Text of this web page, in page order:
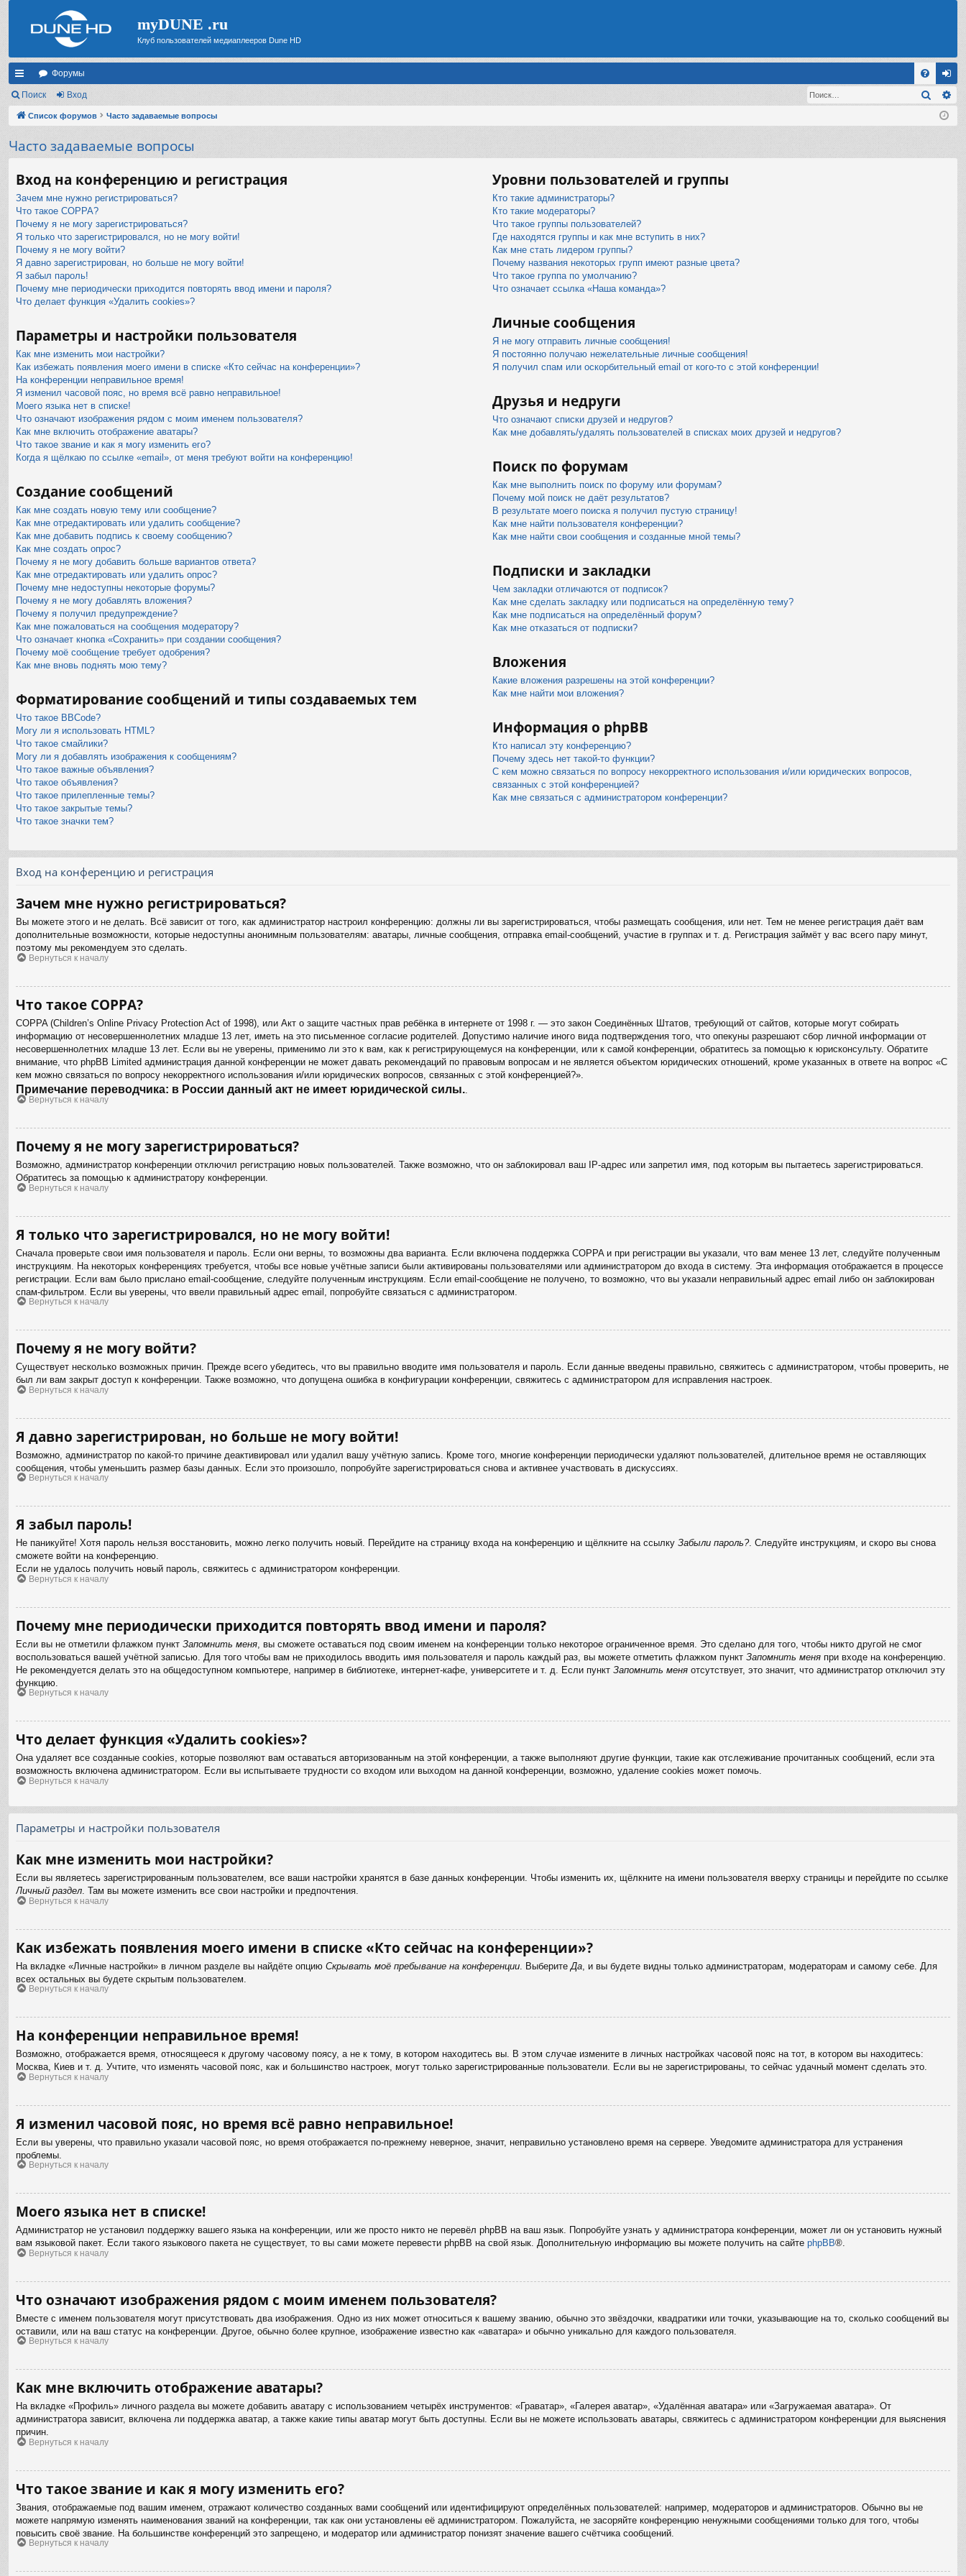
myDUNE .ru
Клуб пользователей медиаплееров Dune HD
с
ы
и
Форумы
FA хо
д
Поиск Вход Поиск
Список форумов Часто задаваемые вопросы
Часто задаваемые вопросы
Вход на конференцию и регистрация
Зачем мне нужно регистрироваться?
Что такое COPPA?
Почему я не могу зарегистрироваться?
Я только что зарегистрировался, но не могу войти!
Почему я не могу войти?
Я давно зарегистрирован, но больше не могу войти!
Я забыл пароль!
Почему мне периодически приходится повторять ввод имени и пароля?
Что делает функция «Удалить cookies»?
Параметры и настройки пользователя
Как мне изменить мои настройки?
Как избежать появления моего имени в списке «Кто сейчас на конференции»?
На конференции неправильное время!
Я изменил часовой пояс, но время всё равно неправильное!
Моего языка нет в списке!
Что означают изображения рядом с моим именем пользователя?
Как мне включить отображение аватары?
Что такое звание и как я могу изменить его?
Когда я щёлкаю по ссылке «email», от меня требуют войти на конференцию!
Создание сообщений
Как мне создать новую тему или сообщение?
Как мне отредактировать или удалить сообщение?
Как мне добавить подпись к своему сообщению?
Как мне создать опрос?
Почему я не могу добавить больше вариантов ответа?
Как мне отредактировать или удалить опрос?
Почему мне недоступны некоторые форумы?
Почему я не могу добавлять вложения?
Почему я получил предупреждение?
Как мне пожаловаться на сообщения модератору?
Что означает кнопка «Сохранить» при создании сообщения?
Почему моё сообщение требует одобрения?
Как мне вновь поднять мою тему?
Форматирование сообщений и типы создаваемых тем
Что такое BBCode?
Могу ли я использовать HTML?
Что такое смайлики?
Могу ли я добавлять изображения к сообщениям?
Что такое важные объявления?
Что такое объявления?
Что такое прилепленные темы?
Что такое закрытые темы?
Что такое значки тем?
Уровни пользователей и группы
Кто такие администраторы?
Кто такие модераторы?
Что такое группы пользователей?
Где находятся группы и как мне вступить в них?
Как мне стать лидером группы?
Почему названия некоторых групп имеют разные цвета?
Что такое группа по умолчанию?
Что означает ссылка «Наша команда»?
Личные сообщения
Я не могу отправить личные сообщения!
Я постоянно получаю нежелательные личные сообщения!
Я получил спам или оскорбительный email от кого-то с этой конференции!
Друзья и недруги
Что означают списки друзей и недругов?
Как мне добавлять/удалять пользователей в списках моих друзей и недругов?
Поиск по форумам
Как мне выполнить поиск по форуму или форумам?
Почему мой поиск не даёт результатов?
В результате моего поиска я получил пустую страницу!
Как мне найти пользователя конференции?
Как мне найти свои сообщения и созданные мной темы?
Подписки и закладки
Чем закладки отличаются от подписок?
Как мне сделать закладку или подписаться на определённую тему?
Как мне подписаться на определённый форум?
Как мне отказаться от подписки?
Вложения
Какие вложения разрешены на этой конференции?
Как мне найти мои вложения?
Информация о phpBB
Кто написал эту конференцию?
Почему здесь нет такой-то функции?
С кем можно связаться по вопросу некорректного использования и/или юридических вопросов,
связанных с этой конференцией?
Как мне связаться с администратором конференции?
Вход на конференцию и регистрация
Зачем мне нужно регистрироваться?
Вы можете этого и не делать. Всё зависит от того, как администратор настроил конференцию: должны ли вы зарегистрироваться, чтобы размещать сообщения, или нет. Тем не менее регистрация даёт вам
дополнительные возможности, которые недоступны анонимным пользователям: аватары, личные сообщения, отправка email-сообщений, участие в группах и т. д. Регистрация займёт у вас всего пару минут,
поэтому мы рекомендуем это сделать.
Вернуться к началу
Что такое COPPA?
COPPA (Children’s Online Privacy Protection Act of 1998), или Акт о защите частных прав ребёнка в интернете от 1998 г. — это закон Соединённых Штатов, требующий от сайтов, которые могут собирать
информацию от несовершеннолетних младше 13 лет, иметь на это письменное согласие родителей. Допустимо наличие иного вида подтверждения того, что опекуны разрешают сбор личной информации от
несовершеннолетних младше 13 лет. Если вы не уверены, применимо ли это к вам, как к регистрирующемуся на конференции, или к самой конференции, обратитесь за помощью к юрисконсульту. Обратите
внимание, что phpBB Limited администрация данной конференции не может давать рекомендаций по правовым вопросам и не является объектом юридических отношений, кроме указанных в ответе на вопрос «С
кем можно связаться по вопросу некорректного использования и/или юридических вопросов, связанных с этой конференцией?».
Примечание переводчика: в России данный акт не имеет юридической силы.
Вернуться к началу
Почему я не могу зарегистрироваться?
Возможно, администратор конференции отключил регистрацию новых пользователей. Также возможно, что он заблокировал ваш IP-адрес или запретил имя, под которым вы пытаетесь зарегистрироваться.
Обратитесь за помощью к администратору конференции.
Вернуться к началу
Я только что зарегистрировался, но не могу войти!
Сначала проверьте свои имя пользователя и пароль. Если они верны, то возможны два варианта. Если включена поддержка COPPA и при регистрации вы указали, что вам менее 13 лет, следуйте полученным
инструкциям. На некоторых конференциях требуется, чтобы все новые учётные записи были активированы пользователями или администратором до входа в систему. Эта информация отображается в процессе
регистрации. Если вам было прислано email-сообщение, следуйте полученным инструкциям. Если email-сообщение не получено, то возможно, что вы указали неправильный адрес email либо он заблокирован
спам-фильтром. Если вы уверены, что ввели правильный адрес email, попробуйте связаться с администратором.
Вернуться к началу
Почему я не могу войти?
Существует несколько возможных причин. Прежде всего убедитесь, что вы правильно вводите имя пользователя и пароль. Если данные введены правильно, свяжитесь с администратором, чтобы проверить, не
был ли вам закрыт доступ к конференции. Также возможно, что допущена ошибка в конфигурации конференции, свяжитесь с администратором для исправления настроек.
Вернуться к началу
Я давно зарегистрирован, но больше не могу войти!
Возможно, администратор по какой-то причине деактивировал или удалил вашу учётную запись. Кроме того, многие конференции периодически удаляют пользователей, длительное время не оставляющих
сообщения, чтобы уменьшить размер базы данных. Если это произошло, попробуйте зарегистрироваться снова и активнее участвовать в дискуссиях.
Вернуться к началу
Я забыл пароль!
Не паникуйте! Хотя пароль нельзя восстановить, можно легко получить новый. Перейдите на страницу входа на конференцию и щёлкните на ссылку Забыли пароль?. Следуйте инструкциям, и скоро вы снова
сможете войти на конференцию.
Если не удалось получить новый пароль, свяжитесь с администратором конференции.
Вернуться к началу
Почему мне периодически приходится повторять ввод имени и пароля?
Если вы не отметили флажком пункт Запомнить меня , вы сможете оставаться под своим именем на конференции только некоторое ограниченное время. Это сделано для того, чтобы никто другой не смог
воспользоваться вашей учётной записью. Для того чтобы вам не приходилось вводить имя пользователя и пароль каждый раз, вы можете отметить флажком пункт Запомнить меня при входе на конференцию.
Не рекомендуется делать это на общедоступном компьютере, например в библиотеке, интернет-кафе, университете и т. д. Если пункт Запомнить меня отсутствует, это значит, что администратор отключил эту
функцию.
Вернуться к началу
Что делает функция «Удалить cookies»?
Она удаляет все созданные cookies, которые позволяют вам оставаться авторизованным на этой конференции, а также выполняют другие функции, такие как отслеживание прочитанных сообщений, если эта
возможность включена администратором. Если вы испытываете трудности со входом или выходом на данной конференции, возможно, удаление cookies может помочь.
Вернуться к началу
Параметры и настройки пользователя
Как мне изменить мои настройки?
Если вы являетесь зарегистрированным пользователем, все ваши настройки хранятся в базе данных конференции. Чтобы изменить их, щёлкните на имени пользователя вверху страницы и перейдите по ссылке
Личный раздел. Там вы можете изменить все свои настройки и предпочтения.
Вернуться к началу
Как избежать появления моего имени в списке «Кто сейчас на конференции»?
На вкладке «Личные настройки» в личном разделе вы найдёте опцию Скрывать моё пребывание на конференции . Выберите Да , и вы будете видны только администраторам, модераторам и самому себе. Для
всех остальных вы будете скрытым пользователем.
Вернуться к началу
На конференции неправильное время!
Возможно, отображается время, относящееся к другому часовому поясу, а не к тому, в котором находитесь вы. В этом случае измените в личных настройках часовой пояс на тот, в котором вы находитесь:
Москва, Киев и т. д. Учтите, что изменять часовой пояс, как и большинство настроек, могут только зарегистрированные пользователи. Если вы не зарегистрированы, то сейчас удачный момент сделать это.
Вернуться к началу
Я изменил часовой пояс, но время всё равно неправильное!
Если вы уверены, что правильно указали часовой пояс, но время отображается по-прежнему неверное, значит, неправильно установлено время на сервере. Уведомите администратора для устранения
проблемы.
Вернуться к началу
Моего языка нет в списке!
Администратор не установил поддержку вашего языка на конференции, или же просто никто не перевёл phpBB на ваш язык. Попробуйте узнать у администратора конференции, может ли он установить нужный
вам языковой пакет. Если такого языкового пакета не существует, то вы сами можете перевести phpBB на свой язык. Дополнительную информацию вы можете получить на сайте phpBB®.
Вернуться к началу
Что означают изображения рядом с моим именем пользователя?
Вместе с именем пользователя могут присутствовать два изображения. Одно из них может относиться к вашему званию, обычно это звёздочки, квадратики или точки, указывающие на то, сколько сообщений вы
оставили, или на ваш статус на конференции. Другое, обычно более крупное, изображение известно как «аватара» и обычно уникально для каждого пользователя.
Вернуться к началу
Как мне включить отображение аватары?
На вкладке «Профиль» личного раздела вы можете добавить аватару с использованием четырёх инструментов: «Граватар», «Галерея аватар», «Удалённая аватара» или «Загружаемая аватара». От
администратора зависит, включена ли поддержка аватар, а также какие типы аватар могут быть доступны. Если вы не можете использовать аватары, свяжитесь с администратором конференции для выяснения
причин.
Вернуться к началу
Что такое звание и как я могу изменить его?
Звания, отображаемые под вашим именем, отражают количество созданных вами сообщений или идентифицируют определённых пользователей: например, модераторов и администраторов. Обычно вы не
можете напрямую изменять наименования званий на конференции, так как они установлены её администратором. Пожалуйста, не засоряйте конференцию ненужными сообщениями только для того, чтобы
повысить своё звание. На большинстве конференций это запрещено, и модератор или администратор понизят значение вашего счётчика сообщений.
Вернуться к началу